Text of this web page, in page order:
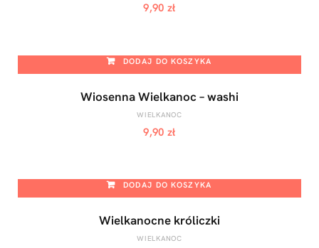
9,90 zł
DODAJ DO KOSZYKA
Wiosenna Wielkanoc – washi
WIELKANOC
9,90 zł
DODAJ DO KOSZYKA
Wielkanocne króliczki
WIELKANOC